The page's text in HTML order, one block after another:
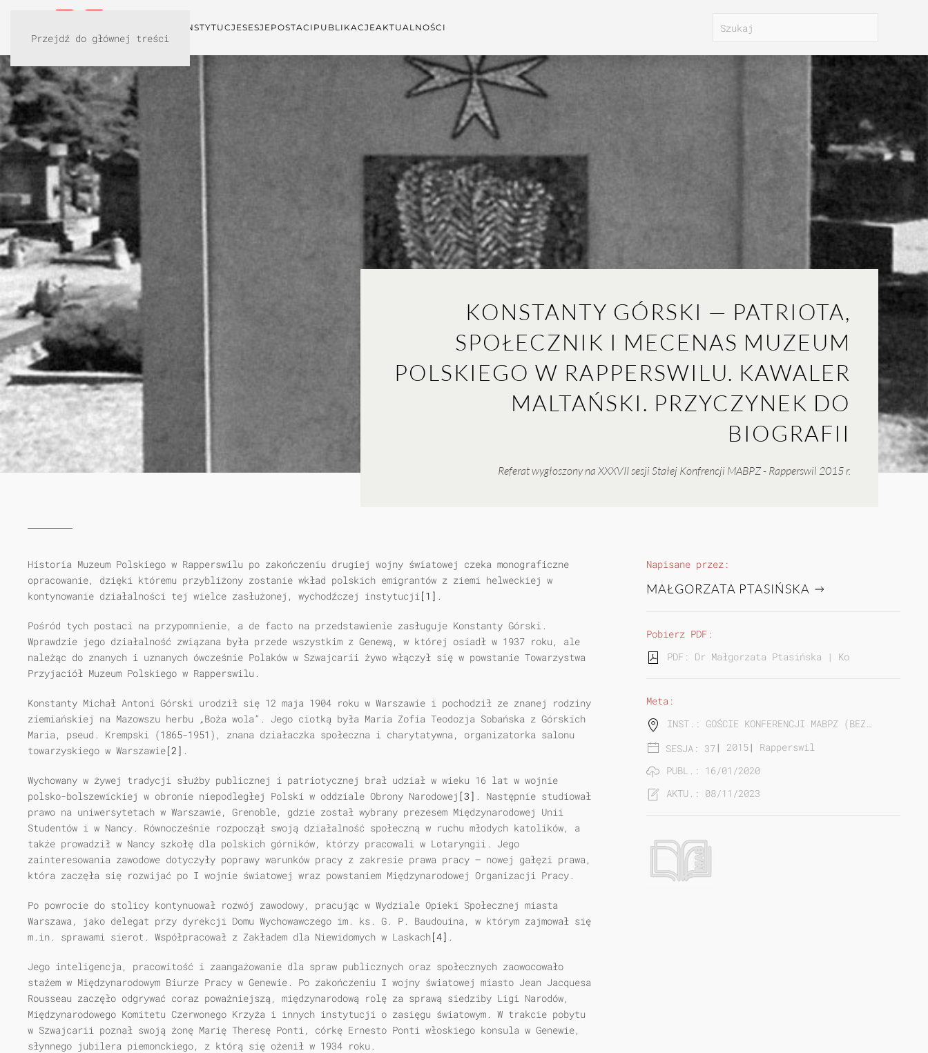
Przejdź do głównej treści
INSTYTUCJESESJEPOSTACI PUBLIKACJEAKTUALNOŚCI
KONSTANTY GÓRSKI — PATRIOTA,
SPOŁECZNIK I MECENAS MUZEUM
POLSKIEGO W RAPPERSWILU. KAWALER
MALTAŃSKI. PRZYCZYNEK DO
BIOGRAFII
Referat wygłoszony na XXXVII sesji Stałej Konfrencji MABPZ - Rapperswil 2015 r.
Historia Muzeum Polskiego w Rapperswilu po zakończeniu drugiej wojny światowej czeka monograficzne
opracowanie, dzięki któremu przybliżony zostanie wkład polskich emigrantów z ziemi helweckiej w
kontynowanie działalności tej wielce zasłużonej, wychodźczej instytucji[1] .
Pośród tych postaci na przypomnienie, a de facto na przedstawienie zasługuje Konstanty Górski.
Wprawdzie jego działalność związana była przede wszystkim z Genewą, w której osiadł w 1937 roku, ale
należąc do znanych i uznanych ówcześnie Polaków w Szwajcarii żywo włączył się w powstanie Towarzystwa
Przyjaciół Muzeum Polskiego w Rapperswilu.
Konstanty Michał Antoni Górski urodził się 12 maja 1904 roku w Warszawie i pochodził ze znanej rodziny
ziemiańskiej na Mazowszu herbu „Boża wola”. Jego ciotką była Maria Zofia Teodozja Sobańska z Górskich
Maria, pseud. Krempski (1865-1951), znana działaczka społeczna i charytatywna, organizatorka salonu
towarzyskiego w Warszawie[2] .
Wychowany w żywej tradycji służby publicznej i patriotycznej brał udział w wieku 16 lat w wojnie
polsko-bolszewickiej w obronie niepodległej Polski w oddziale Obrony Narodowej [3] . Następnie studiował
prawo na uniwersytetach w Warszawie, Grenoble, gdzie został wybrany prezesem Międzynarodowej Unii
Studentów i w Nancy. Równocześnie rozpoczął swoją działalność społeczną w ruchu młodych katolików, a
także prowadził w Nancy szkołę dla polskich górników, którzy pracowali w Lotaryngii. Jego
zainteresowania zawodowe dotyczyły poprawy warunków pracy z zakresie prawa pracy — nowej gałęzi prawa,
która zaczęła się rozwijać po I wojnie światowej wraz powstaniem Międzynarodowej Organizacji Pracy.
Po powrocie do stolicy kontynuował rozwój zawodowy, pracując w Wydziale Opieki Społecznej miasta
Warszawa, jako delegat przy dyrekcji Domu Wychowawczego im. ks. G. P. Baudouina, w którym zajmował się
m.in. sprawami sierot. Współpracował z Zakładem dla Niewidomych w Laskach[4] .
Jego inteligencja, pracowitość i zaangażowanie dla spraw publicznych oraz społecznych zaowocowało
stażem w Międzynarodowym Biurze Pracy w Genewie. Po zakończeniu I wojny światowej miasto Jean Jacquesa
Rousseau zaczęło odgrywać coraz poważniejszą, międzynarodową rolę za sprawą siedziby Ligi Narodów,
Międzynarodowego Komitetu Czerwonego Krzyża i innych instytucji o zasięgu światowym. W trakcie pobytu
w Szwajcarii poznał swoją żonę Marię Theresę Ponti, córkę Ernesto Ponti włoskiego konsula w Genewie,
słynnego jubilera piemonckiego, z którą się ożenił w 1934 roku.
Napisane przez:
MAŁGORZATA PTASIŃSKA
Pobierz PDF:
PDF: Dr Małgorzata Ptasińska | Konstanty
Meta:
INST.: GOŚCIE KONFERENCJI MABPZ (BEZ…
SESJA: 37| 2015| Rapperswil
PUBL.: 16/01/2020
AKTU.: 08/11/2023